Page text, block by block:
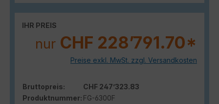
IHR PREIS
nur CHF 228’791.70*
Preise exkl. MwSt. zzgl. Versandkosten
Bruttopreis:
CHF 247’323.83
Produktnummer: FG-6300F